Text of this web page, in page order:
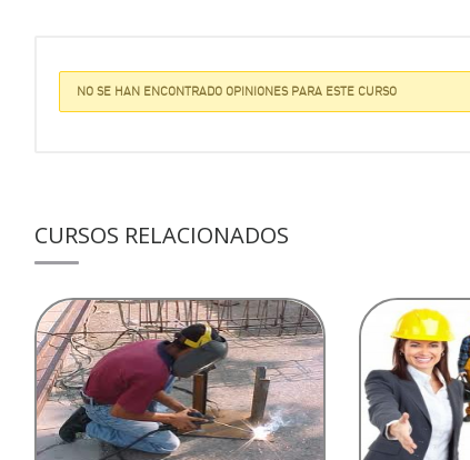
NO SE HAN ENCONTRADO OPINIONES PARA ESTE CURSO
CURSOS RELACIONADOS